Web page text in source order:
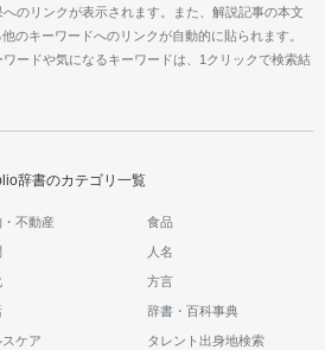
のリンクが表示されます。また、解説記事の本文
のキーワードへのリンクが自動的に貼られます。
ードや気になるキーワードは、1クリックで検索結
辞書のカテゴリ一覧
不動産 食品
人名
方言
辞書・百科事典
ケア タレント出身地検索